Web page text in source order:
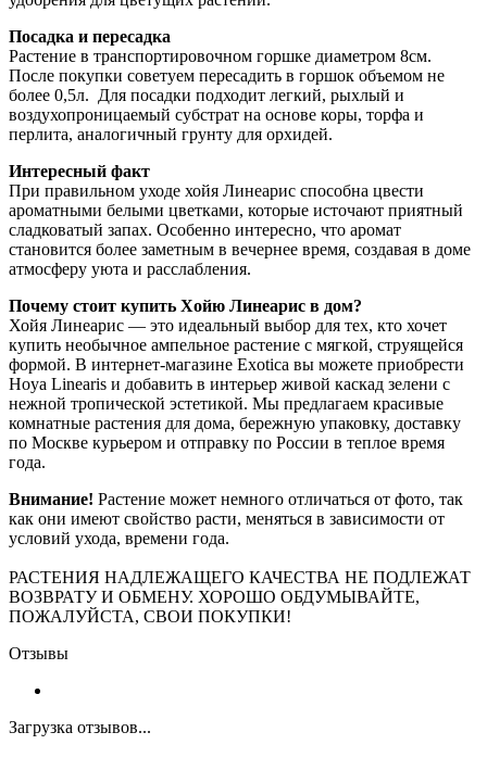
Посадка и пересадка
Растение в транспортировочном горшке диаметром 8см.
После покупки советуем пересадить в горшок объемом не
более 0,5л. Для посадки подходит легкий, рыхлый и
воздухопроницаемый субстрат на основе коры, торфа и
перлита, аналогичный грунту для орхидей.
Интересный факт
При правильном уходе хойя Линеарис способна цвести
ароматными белыми цветками, которые источают приятный
сладковатый запах. Особенно интересно, что аромат
становится более заметным в вечернее время, создавая в доме
атмосферу уюта и расслабления.
Почему стоит купить Хойю Линеарис в дом?
Хойя Линеарис — это идеальный выбор для тех, кто хочет
купить необычное ампельное растение с мягкой, струящейся
формой. В интернет-магазине Exotica вы можете приобрести
Hoya Linearis и добавить в интерьер живой каскад зелени с
нежной тропической эстетикой. Мы предлагаем красивые
комнатные растения для дома, бережную упаковку, доставку
по Москве курьером и отправку по России в теплое время
года.
Внимание! Растение может немного отличаться от фото, так
как они имеют свойство расти, меняться в зависимости от
условий ухода, времени года.
РАСТЕНИЯ НАДЛЕЖАЩЕГО КАЧЕСТВА НЕ ПОДЛЕЖАТ
ВОЗВРАТУ И ОБМЕНУ. ХОРОШО ОБДУМЫВАЙТЕ,
ПОЖАЛУЙСТА, СВОИ ПОКУПКИ!
Отзывы
Загрузка отзывов...